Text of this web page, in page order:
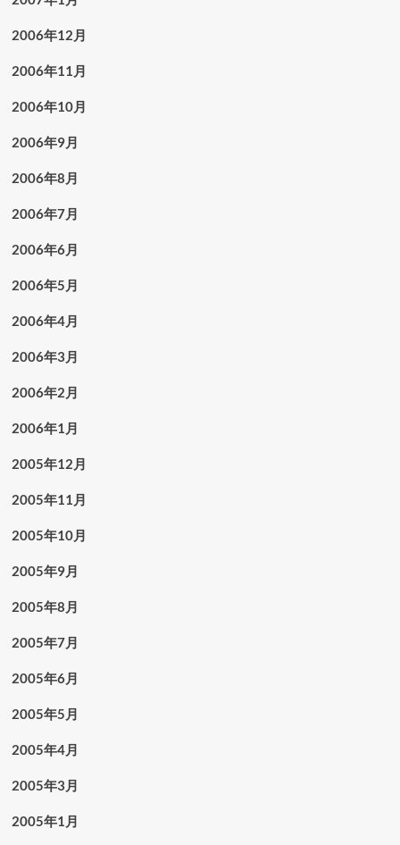
2006年12月
2006年11月
2006年10月
2006年9月
2006年8月
2006年7月
2006年6月
2006年5月
2006年4月
2006年3月
2006年2月
2006年1月
2005年12月
2005年11月
2005年10月
2005年9月
2005年8月
2005年7月
2005年6月
2005年5月
2005年4月
2005年3月
2005年1月